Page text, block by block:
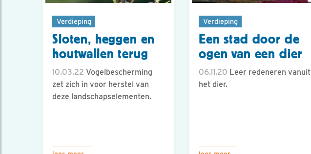
Verdieping
Sloten, heggen en
houtwallen terug
10.03.22 Vogelbescherming
zet zich in voor herstel van
deze landschapselementen.
Verdieping
Een stad door de
ogen van een dier
06.11.20 Leer redeneren vanuit
het dier.